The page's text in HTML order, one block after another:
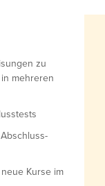
zu
mehreren
Kurse im